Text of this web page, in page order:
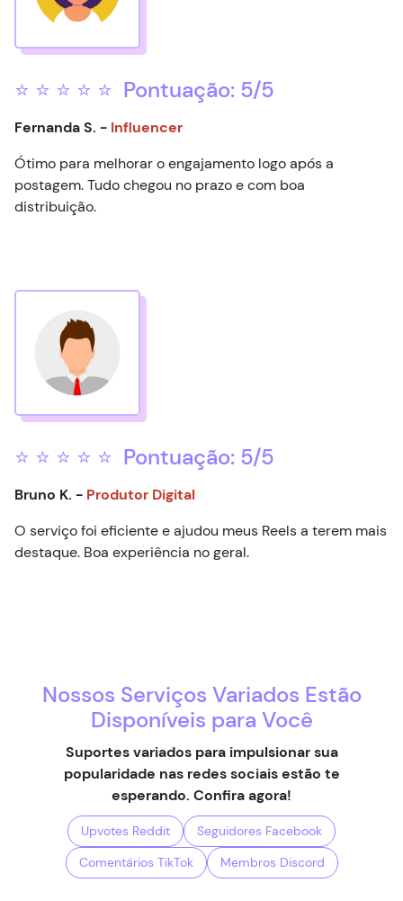
⭐ ⭐ ⭐ ⭐ ⭐ Pontuação: 5/5
Fernanda S. - Influencer
Ótimo para melhorar o engajamento logo após a
postagem. Tudo chegou no prazo e com boa
distribuição.
⭐ ⭐ ⭐ ⭐ ⭐ Pontuação: 5/5
Bruno K. - Produtor Digital
O serviço foi eficiente e ajudou meus Reels a terem mais
destaque. Boa experiência no geral.
Nossos Serviços Variados Estão
Disponíveis para Você
Suportes variados para impulsionar sua
popularidade nas redes sociais estão te
esperando. Confira agora!
Upvotes Reddit
Seguidores Facebook
Comentários TikTok
Membros Discord